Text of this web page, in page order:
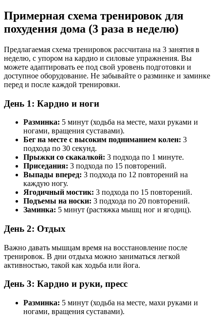
Примерная схема тренировок для
похудения дома (3 раза в неделю)
Предлагаемая схема тренировок рассчитана на 3 занятия в
неделю, с упором на кардио и силовые упражнения. Вы
можете адаптировать ее под свой уровень подготовки и
доступное оборудование. Не забывайте о разминке и заминке
перед и после каждой тренировки.
День 1: Кардио и ноги
Разминка: 5 минут (ходьба на месте, махи руками и
ногами, вращения суставами).
Бег на месте с высоким подниманием колен: 3
подхода по 30 секунд.
Прыжки со скакалкой: 3 подхода по 1 минуте.
Приседания: 3 подхода по 15 повторений.
Выпады вперед: 3 подхода по 12 повторений на
каждую ногу.
Ягодичный мостик: 3 подхода по 15 повторений.
Подъемы на носки: 3 подхода по 20 повторений.
Заминка: 5 минут (растяжка мышц ног и ягодиц).
День 2: Отдых
Важно давать мышцам время на восстановление после
тренировок. В дни отдыха можно заниматься легкой
активностью, такой как ходьба или йога.
День 3: Кардио и руки, пресс
Разминка: 5 минут (ходьба на месте, махи руками и
ногами, вращения суставами).